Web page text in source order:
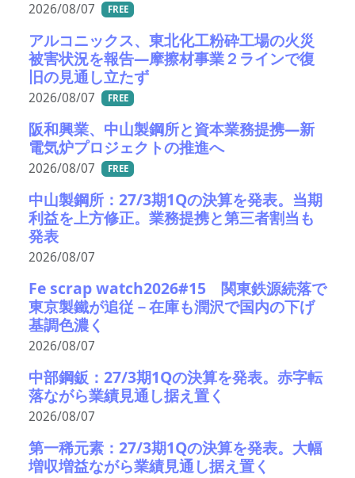
2026/08/07 FREE
アルコニックス、東北化工粉砕工場の火災
被害状況を報告―摩擦材事業２ラインで復
旧の見通し立たず
2026/08/07 FREE
阪和興業、中山製鋼所と資本業務提携―新
電気炉プロジェクトの推進へ
2026/08/07 FREE
中山製鋼所：27/3期1Qの決算を発表。当期
利益を上方修正。業務提携と第三者割当も
発表
2026/08/07
Fe scrap watch2026#15 関東鉄源続落で
東京製鐵が追従－在庫も潤沢で国内の下げ
基調色濃く
2026/08/07
中部鋼鈑：27/3期1Qの決算を発表。赤字転
落ながら業績見通し据え置く
2026/08/07
第一稀元素：27/3期1Qの決算を発表。大幅
増収増益ながら業績見通し据え置く